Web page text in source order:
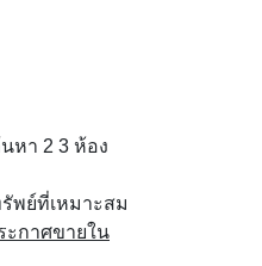
หา 2 3 ห้อง
พย์ที่เหมาะสม
ะกาศขายใน